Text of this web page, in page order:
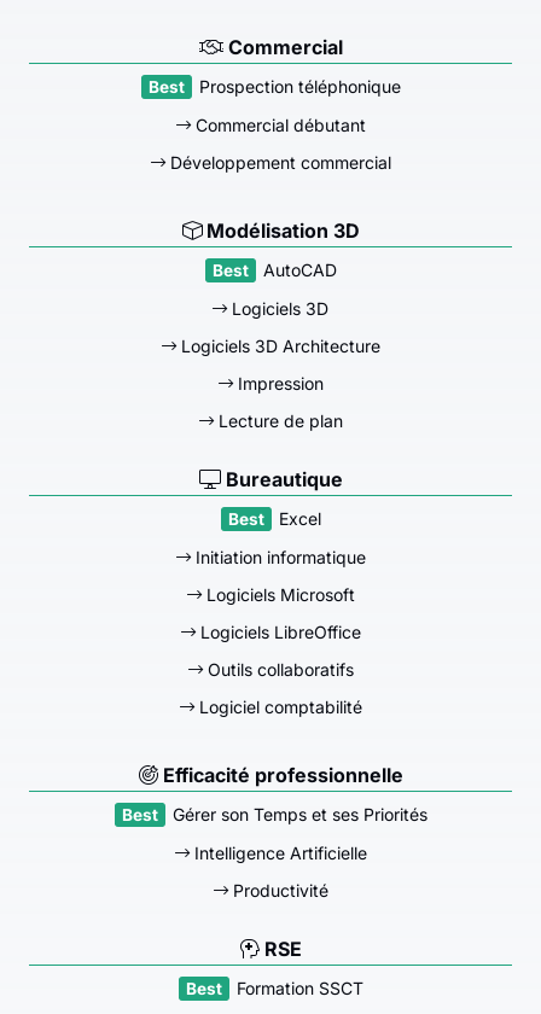
Commercial
Prospection téléphonique
Commercial débutant
Développement commercial
Modélisation 3D
AutoCAD
Logiciels 3D
Logiciels 3D Architecture
Impression
Lecture de plan
Bureautique
Excel
Initiation informatique
Logiciels Microsoft
Logiciels LibreOffice
Outils collaboratifs
Logiciel comptabilité
Efficacité professionnelle
Gérer son Temps et ses Priorités
Intelligence Artificielle
Productivité
RSE
Formation SSCT